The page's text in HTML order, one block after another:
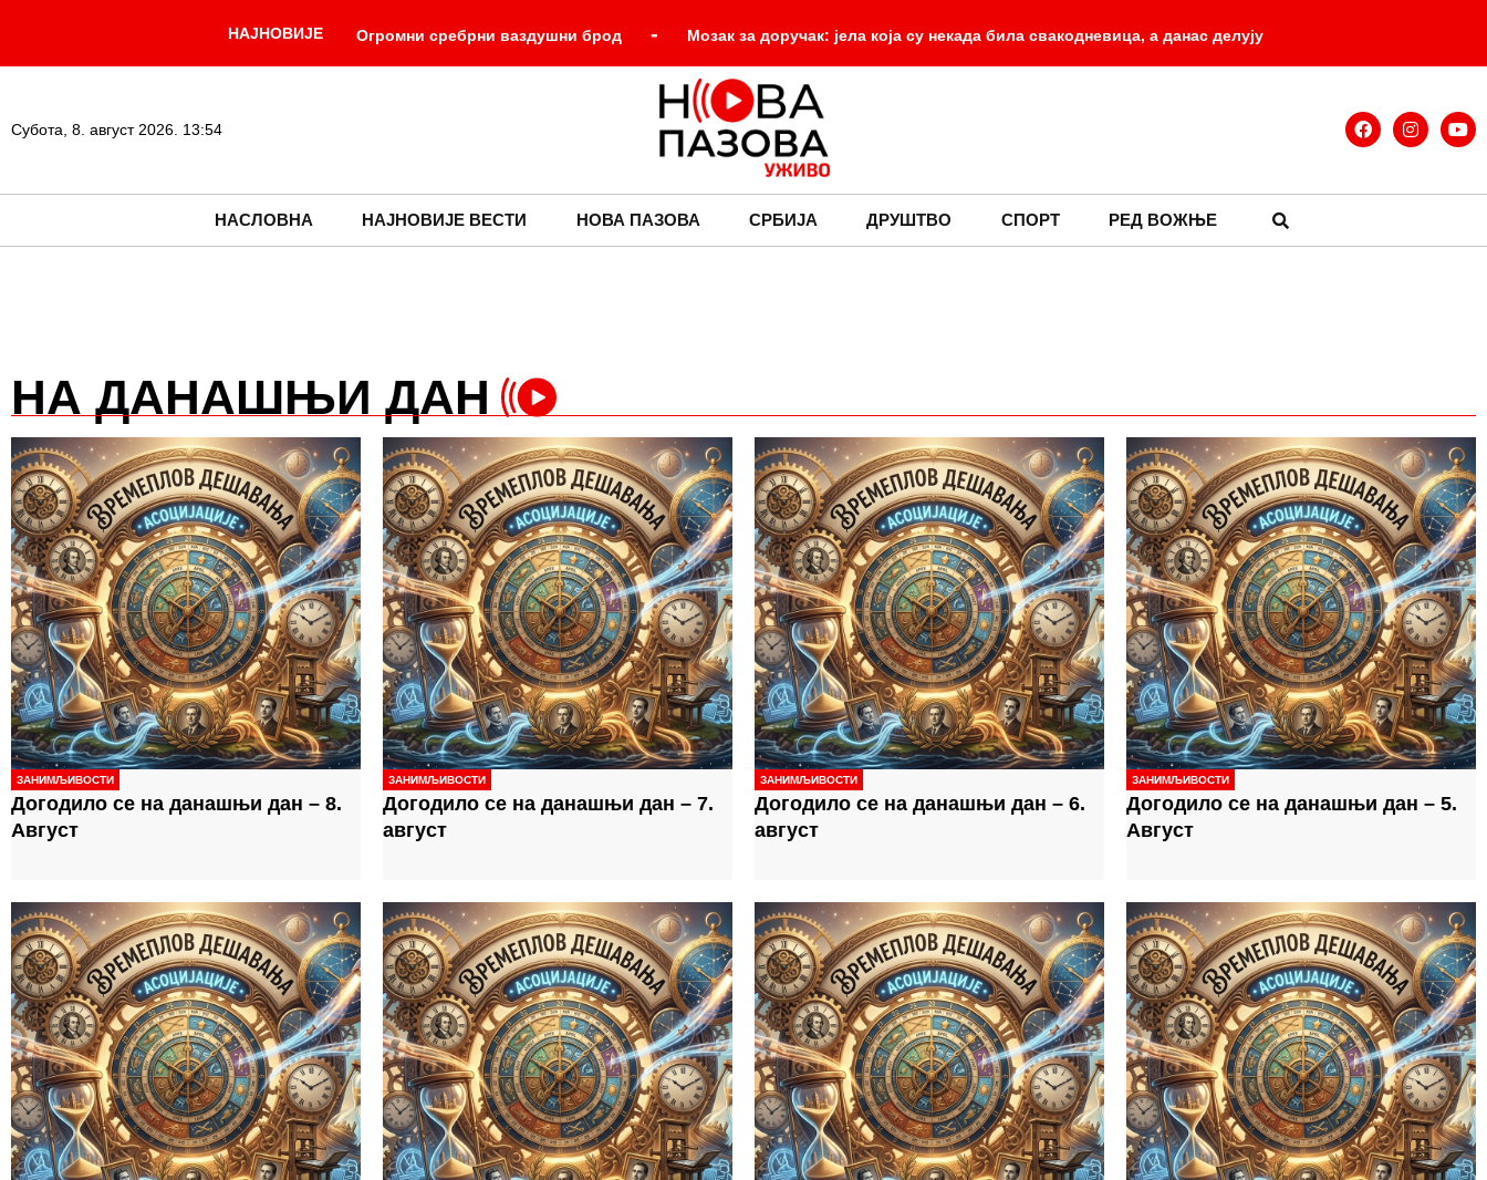
НАЈНОВИЈЕ Огромни сребрни ваздушни брод - Мозак за доручак: јела која су некада била свакодневица, а данас делују
Почео састанак Вучића и Зеленског у Палати Србија
„САРАЈЕВО САФАРИЈУ“! Вучић вам је био доступан, што га нисте привели?!
Субота, 8. август 2026. 13:54
НАСЛОВНА НАЈНОВИЈЕ ВЕСТИ НОВА ПАЗОВА СРБИЈА ДРУШТВО СПОРТ РЕД ВОЖЊЕ
НА ДАНАШЊИ ДАН
ЗАНИМЉИВОСТИ
Догодило се на данашњи дан – 8.
Август
ЗАНИМЉИВОСТИ
Догодило се на данашњи дан – 7.
август
ЗАНИМЉИВОСТИ
Догодило се на данашњи дан – 6.
август
ЗАНИМЉИВОСТИ
Догодило се на данашњи дан – 5.
Август